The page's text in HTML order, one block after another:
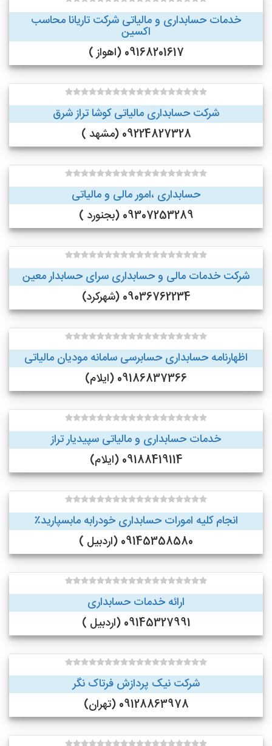
خدمات حسابداری و مالیاتی شرکت تاریانا محاسب
اکسین
09168201617 (اهواز )
شرکت حسابداری مالیاتی کوشا تراز شرق
09224827328 (مشهد )
حسابداری ،امور مالی و مالیاتی
09307253289 (بجنورد )
شرکت خدمات مالی و حسابداری سرای حسابدار معین
09036762234 (شهرکرد)
اظهارنامه حسابداری حسابرسی سامانه مودیان مالیاتی
09186837366 (ایلام)
خدمات حسابداری و مالیاتی سپیدیار تراز
09188419114 (ایلام)
انجام کلیه امورات حسابداری خودرابه مابسپارید٪
09145358580 (اردبیل )
ارائه خدمات حسابداری
09145327991 (اردبیل )
شرکت نیک پردازش فرتاک نگر
09128863978 (تهران)